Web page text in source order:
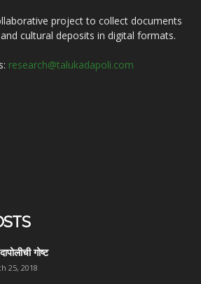
project to collect documents
cultural deposits in digital formats.
research@talukadapoli.com
गोष्ट
25, 2018